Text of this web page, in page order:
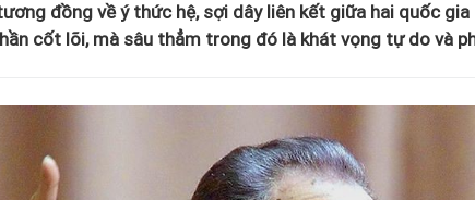
đồng về ý thức hệ, sợi dây liên kết giữa hai quốc
cốt lõi, mà sâu thẳm trong đó là khát vọng tự do và